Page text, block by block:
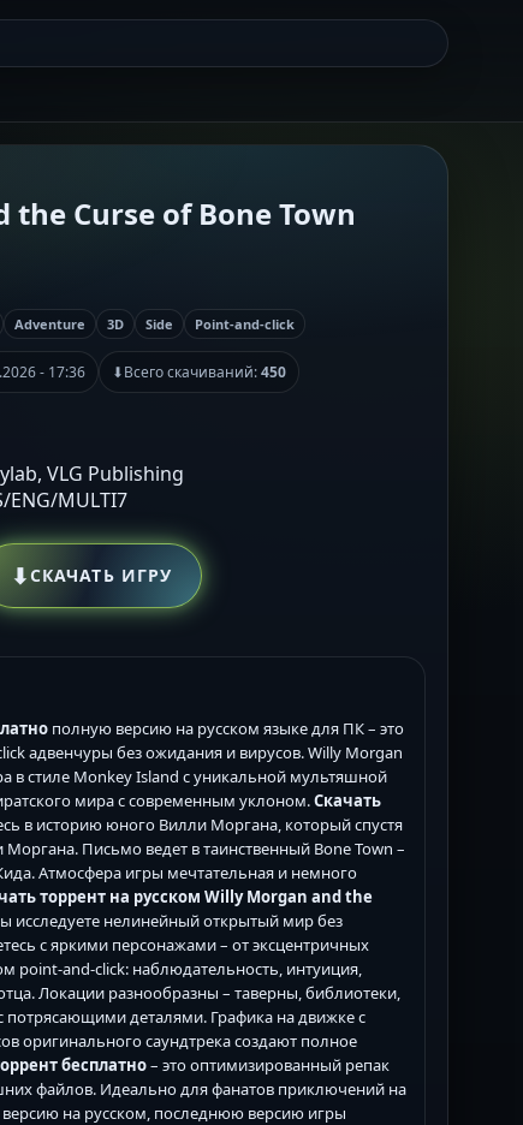
Curse of Bone Town
Adventure 3D Side Point-and-click
- 17:36 ⬇Всего скачиваний:450
VLG Publishing
ENG/MULTI7
⬇СКАЧАТЬ ИГРУ
полную версию на русском языке для ПК – это
адвенчуры без ожидания и вирусов. Willy Morgan
в стиле Monkey Island с уникальной мультяшной
мира с современным уклоном.Скачать
в историю юного Вилли Моргана, который спустя
Письмо ведет в таинственный Bone Town –
Атмосфера игры мечтательная и немного
торрент на русском Willy Morgan and the
исследуете нелинейный открытый мир без
с яркими персонажами – от эксцентричных
point-and-click: наблюдательность, интуиция,
Локации разнообразны – таверны, библиотеки,
потрясающими деталями. Графика на движке с
оригинального саундтрека создают полное
бесплатно– это оптимизированный репак
файлов. Идеально для фанатов приключений на
на русском, последнюю версию игры